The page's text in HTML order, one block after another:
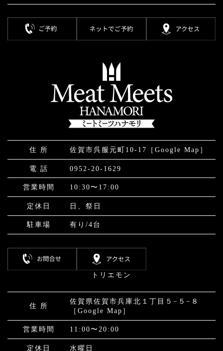
住 所 佐賀市呉服元町10-17 ［Google Map］
電 話 0952-20-1629
営業時間 10:30〜17:00
定休⽇ 日、祭日
駐⾞場 有り/4台
トリエモン
住 所
佐賀県佐賀市兵庫北１丁目５−５−８
［Google Map］
営業時間 11:00〜20:00
定休⽇ 水曜日